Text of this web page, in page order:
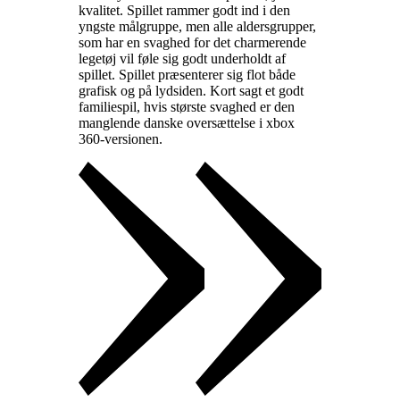
kvalitet. Spillet rammer godt ind i den
yngste målgruppe, men alle aldersgrupper,
som har en svaghed for det charmerende
legetøj vil føle sig godt underholdt af
spillet. Spillet præsenterer sig flot både
grafisk og på lydsiden. Kort sagt et godt
familiespil, hvis største svaghed er den
manglende danske oversættelse i xbox
360-versionen.